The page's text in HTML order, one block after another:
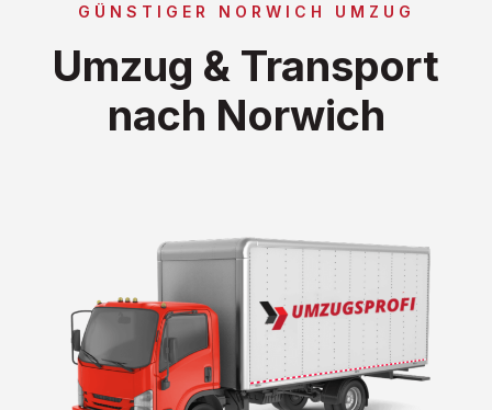
GÜNSTIGER NORWICH UMZUG
Umzug & Transport
nach Norwich